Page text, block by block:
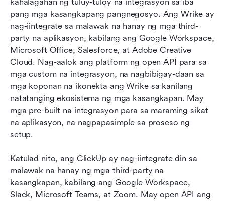
pang mga kasangkapang pangnegosyo. Ang Wrike ay
nag-iintegrate sa malawak na hanay ng mga third-
party na aplikasyon, kabilang ang Google Workspace,
Microsoft Office, Salesforce, at Adobe Creative
Cloud. Nag-aalok ang platform ng open API para sa
mga custom na integrasyon, na nagbibigay-daan sa
mga koponan na ikonekta ang Wrike sa kanilang
natatanging ekosistema ng mga kasangkapan. May
mga pre-built na integrasyon para sa maraming sikat
na aplikasyon, na nagpapasimple sa proseso ng
setup.
Katulad nito, ang ClickUp ay nag-iintegrate din sa
malawak na hanay ng mga third-party na
kasangkapan, kabilang ang Google Workspace,
Slack, Microsoft Teams, at Zoom. May open API ang